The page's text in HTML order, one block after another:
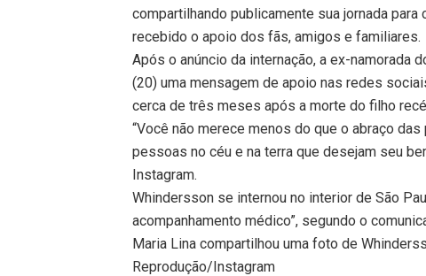
compartilhando publicamente sua jornada
recebido o apoio dos fãs, amigos e familiares.
Após o anúncio da internação, a ex-namorada
(20) uma mensagem de apoio nas redes
cerca de três meses após a morte do filho
“Você não merece menos do que o abraço
pessoas no céu e na terra que desejam seu
Instagram.
Whindersson se internou no interior de São
acompanhamento médico”, segundo o
Maria Lina compartilhou uma foto de
Reprodução/Instagram